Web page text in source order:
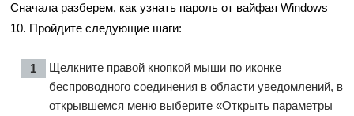
Сначала разберем, как узнать пароль от вайфая Windows
10. Пройдите следующие шаги:
Щелкните правой кнопкой мыши по иконке
беспроводного соединения в области уведомлений, в
открывшемся меню выберите «Открыть параметры